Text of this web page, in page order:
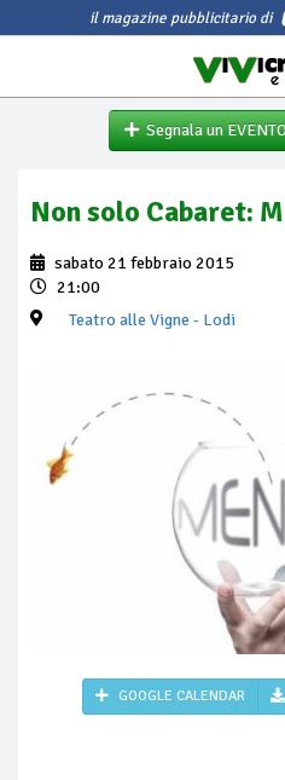
il magazine pubblicitario di
Segnala un
Non solo Cabaret:
sabato 21 febbraio 2015
21:00
Teatro alle Vigne - Lodi
GOOGLE CALENDAR